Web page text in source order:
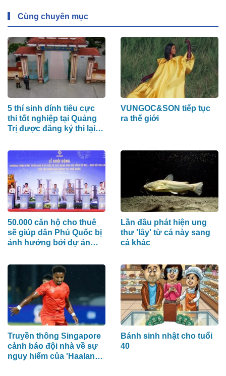
Cùng chuyên mục
5 thí sinh dính tiêu cực
thi tốt nghiệp tại Quảng
Trị được đăng ký thi lại
VUNGOC&SON tiếp tục
ra thế giới
50.000 căn hộ cho thuê
sẽ giúp dân Phú Quốc bị
ảnh hưởng bởi dự án
cư
Lần đầu phát hiện ung
thư 'lây' từ cá này sang
cá khác
Truyền thông Singapore
cảnh báo đội nhà về sự
nguy hiểm của 'Haaland
Bánh sinh nhật cho tuổi
40